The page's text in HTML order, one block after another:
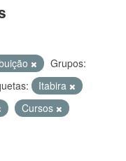
Grupos:
Itabira
Cursos